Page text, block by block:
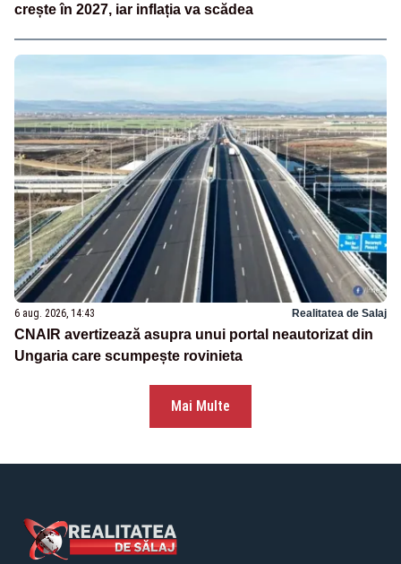
crește în 2027, iar inflația va scădea
6 aug. 2026, 14:43 Realitatea de Salaj
CNAIR avertizează asupra unui portal neautorizat din
Ungaria care scumpește rovinieta
Mai Multe